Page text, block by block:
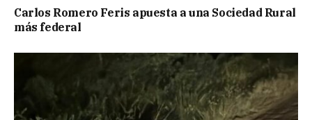
Carlos Romero Feris apuesta a una Sociedad Rural
más federal